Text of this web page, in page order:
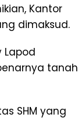
Kantor
dimaksud.
Lapod
tanah
SHM yang